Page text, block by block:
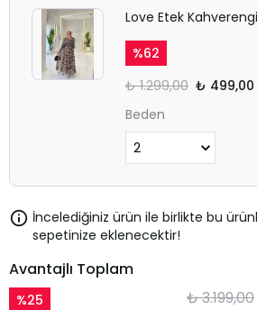
Love Etek Kahverengi
%62
₺ 1.299,00 ₺ 499,00
Beden
İncelediğiniz ürün ile birlikte bu
sepetinize eklenecektir!
Avantajlı Toplam
%25 ₺ 3.199,00